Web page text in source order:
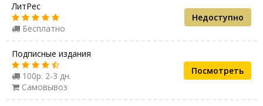
ЛитРес
Бесплатно
Недоступно
Подписные издания
100р. 2-3 дн.
Самовывоз
Посмотреть